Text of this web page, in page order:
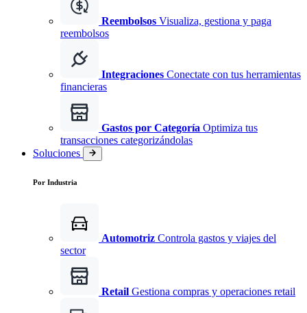
Reembolsos Visualiza, gestiona y paga
reembolsos
Integraciones Conectate con tus herramientas
financieras
Gastos por Categoría Optimiza tus
transacciones categorizándolas
Soluciones
Por Industria
Automotriz Controla gastos y viajes del
sector
Retail Gestiona compras y operaciones retail